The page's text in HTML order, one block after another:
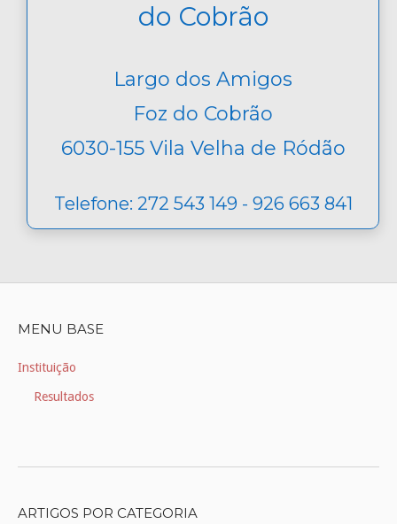
do Cobrão
Largo dos Amigos
Foz do Cobrão
6030-155 Vila Velha de Ródão
Telefone: 272 543 149 - 926 663 841
MENU BASE
Instituição
Resultados
ARTIGOS POR CATEGORIA